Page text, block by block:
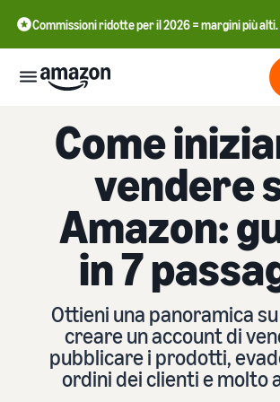
Commissioni ridotte per il 2026 = margini più alti.
Inizia
vendere
Amazon
Introduzione alla
vendita
Come diventare un Partner
di Vendita Amazon
Logistica
Logistica di Amazon
Esternalizza spedizioni, resi
e servizio clienti
Raggiungi
più clienti
Pubblicizza con
Prezzi
Informarsi
Impara
English
Italiano
Come
vendere
Amazon:
in 7
Ottieni una panoramica
creare un account di
pubblicare i prodotti,
ordini dei clienti e molto